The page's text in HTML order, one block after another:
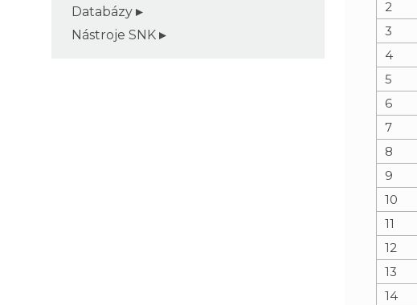
Databázy
Nástroje SNK
2
3
4
5
6
7
8
9
10
11
12
13
14